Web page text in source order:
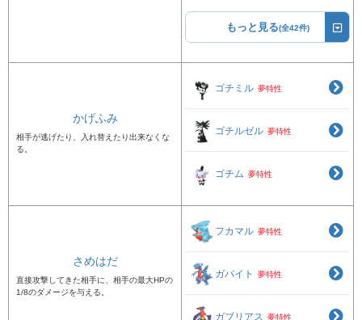
もっと見る(全42件)
かげふみ
相手が逃げたり、入れ替えたり出来なくな
る。
ゴチミル 夢特性
ゴチルゼル 夢特性
ゴチム 夢特性
さめはだ
直接攻撃してきた相手に、相手の最大HPの
1/8のダメージを与える。
フカマル 夢特性
ガバイト 夢特性
ガブリアス 夢特性